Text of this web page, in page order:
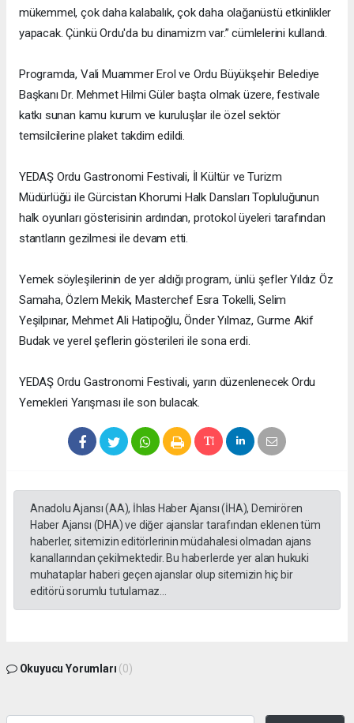
mükemmel, çok daha kalabalık, çok daha olağanüstü etkinlikler
yapacak. Çünkü Ordu'da bu dinamizm var.” cümlelerini kullandı.
Programda, Vali Muammer Erol ve Ordu Büyükşehir Belediye
Başkanı Dr. Mehmet Hilmi Güler başta olmak üzere, festivale
katkı sunan kamu kurum ve kuruluşlar ile özel sektör
temsilcilerine plaket takdim edildi.
YEDAŞ Ordu Gastronomi Festivali, İl Kültür ve Turizm
Müdürlüğü ile Gürcistan Khorumi Halk Dansları Topluluğunun
halk oyunları gösterisinin ardından, protokol üyeleri tarafından
stantların gezilmesi ile devam etti.
Yemek söyleşilerinin de yer aldığı program, ünlü şefler Yıldız Öz
Samaha, Özlem Mekik, Masterchef Esra Tokelli, Selim
Yeşilpınar, Mehmet Ali Hatipoğlu, Önder Yılmaz, Gurme Akif
Budak ve yerel şeflerin gösterileri ile sona erdi.
YEDAŞ Ordu Gastronomi Festivali, yarın düzenlenecek Ordu
Yemekleri Yarışması ile son bulacak.
Anadolu Ajansı (AA), İhlas Haber Ajansı (İHA), Demirören
Haber Ajansı (DHA) ve diğer ajanslar tarafından eklenen tüm
haberler, sitemizin editörlerinin müdahalesi olmadan ajans
kanallarından çekilmektedir. Bu haberlerde yer alan hukuki
muhataplar haberi geçen ajanslar olup sitemizin hiç bir
editörü sorumlu tutulamaz...
Okuyucu Yorumları (0)